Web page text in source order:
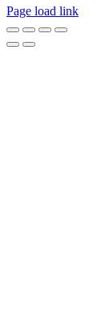
Page load link